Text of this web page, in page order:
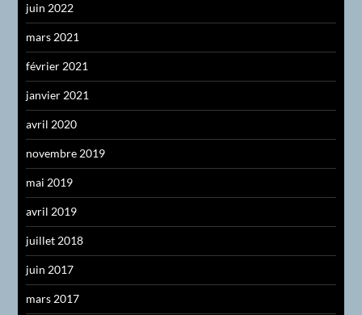
juin 2022
mars 2021
février 2021
janvier 2021
avril 2020
novembre 2019
mai 2019
avril 2019
juillet 2018
juin 2017
mars 2017